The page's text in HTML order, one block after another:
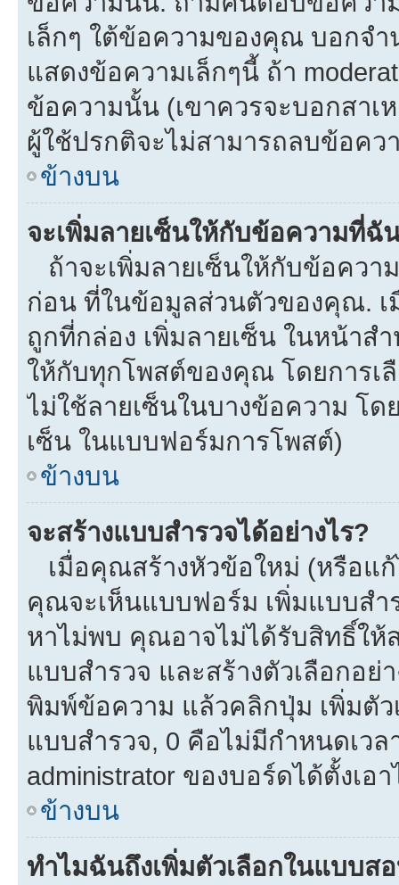
เล็กๆ ใต้ข้อความของคุณ บอกจ
แสดงข้อความเล็กๆนี้ ถ้า
ข้อความนั้น (เขาควรจะบอกสา
ผู้ใช้ปรกติจะไม่สามารถลบข้อค
ข้างบน
จะเพิ่มลายเซ็นให้กับข้อความที่ฉั
ถ้าจะเพิ่มลายเซ็นให้กับข้อคว
ก่อน ที่ในข้อมูลส่วนตัวของคุณ.
ถูกที่กล่อง เพิ่มลายเซ็น ในหน้าส
ให้กับทุกโพสต์ของคุณ โดยการ
ไม่ใช้ลายเซ็นในบางข้อความ โด
เซ็น ในแบบฟอร์มการโพสต์)
ข้างบน
จะสร้างแบบสำรวจได้อย่างไร?
เมื่อคุณสร้างหัวข้อใหม่ (หรือแ
คุณจะเห็นแบบฟอร์ม เพิ่มแบบส
หาไม่พบ คุณอาจไม่ได้รับสิทธิ์ให้
แบบสำรวจ และสร้างตัวเลือกอย่
พิมพ์ข้อความ แล้วคลิกปุ่ม เพิ่มตั
แบบสำรวจ, 0 คือไม่มีกำหนดเว
administrator ของบอร์ดได้ตั้งเอา
ข้างบน
ทำไมฉันถึงเพิ่มตัวเลือกในแบบส